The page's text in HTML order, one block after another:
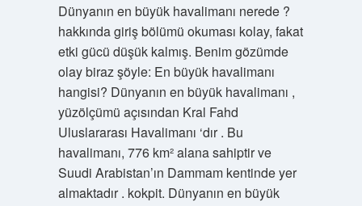
Dünyanın en büyük havalimanı nerede ?
hakkında giriş bölümü okuması kolay, fakat
etki gücü düşük kalmış. Benim gözümde
olay biraz şöyle: En büyük havalimanı
hangisi? Dünyanın en büyük havalimanı ,
yüzölçümü açısından Kral Fahd
Uluslararası Havalimanı ‘dır . Bu
havalimanı, 776 km² alana sahiptir ve
Suudi Arabistan’ın Dammam kentinde yer
almaktadır . kokpit. Dünyanın en büyük